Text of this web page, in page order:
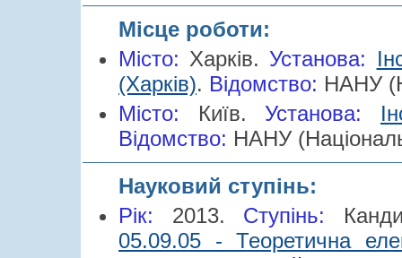
Місце роботи:
Місто: Харків. Установа:
(Харків). Відомство: НАНУ
Місто: Київ. Установа:
Відомство: НАНУ
Науковий ступінь:
Рік: 2013. Cтупінь:
05.09.05 - Теоретична